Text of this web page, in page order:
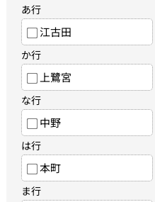
あ行
江古田
か行
上鷺宮
な行
中野
は行
本町
ま行